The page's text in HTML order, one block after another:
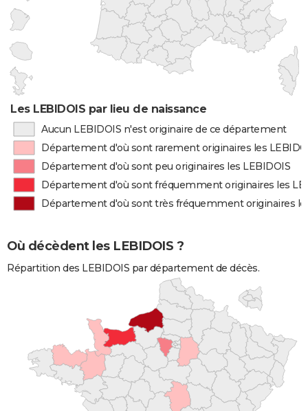
Les LEBIDOIS par lieu de naissance
Aucun LEBIDOIS n'est originaire de ce département
Département d'où sont rarement originaires les
Département d'où sont peu originaires les LEBIDOIS
Département d'où sont fréquemment originaires les
Département d'où sont très fréquemment originaires
Où décèdent les LEBIDOIS ?
Répartition des LEBIDOIS par département de décès.